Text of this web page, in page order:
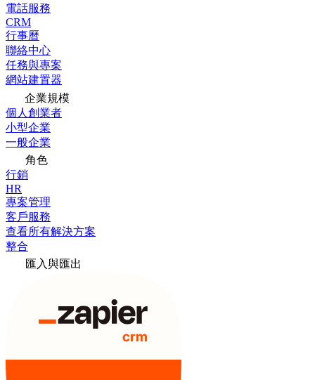
電話服務
CRM
行事曆
聯絡中心
任務與專案
網站建置器
企業規模
個人創業者
小型企業
一般企業
角色
行銷
HR
專案管理
客戶服務
查看所有解決方案
整合
匯入與匯出